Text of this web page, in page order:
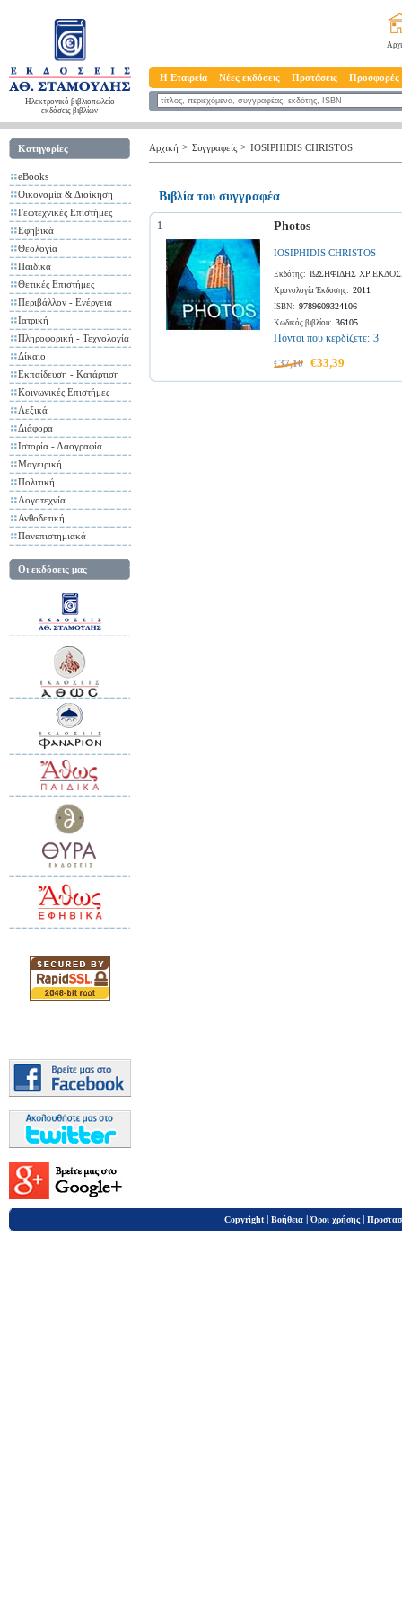
Ηλεκτρονικό βιβλιοπωλείο
εκδόσεις βιβλίων
Η Εταιρεία Νέες εκδόσεις Προτάσεις Προσφορές
Κατηγορίες
eBooks
Οικονομία & Διοίκηση
Γεωτεχνικές Επιστήμες
Εφηβικά
Θεολογία
Παιδικά
Θετικές Επιστήμες
Περιβάλλον - Ενέργεια
Ιατρική
Πληροφορική - Τεχνολογία
Δίκαιο
Εκπαίδευση - Κατάρτιση
Κοινωνικές Επιστήμες
Λεξικά
Διάφορα
Ιστορία - Λαογραφία
Μαγειρική
Πολιτική
Λογοτεχνία
Ανθοδετική
Πανεπιστημιακά
Οι εκδόσεις μας
Αρχική > Συγγραφείς > IOSIPHIDIS CHRISTOS
Βιβλία του συγγραφέα
1 Photos
IOSIPHIDIS CHRISTOS
Εκδότης: ΙΩΣΗΦΙΔΗΣ
Χρονολογία Έκδοσης: 2011
ISBN: 9789609324106
Κωδικός βιβλίου: 36105
Πόντοι που κερδίζετε: 3
€37,10 €33,39
Copyright | Βοήθεια |Όροι χρήσης |